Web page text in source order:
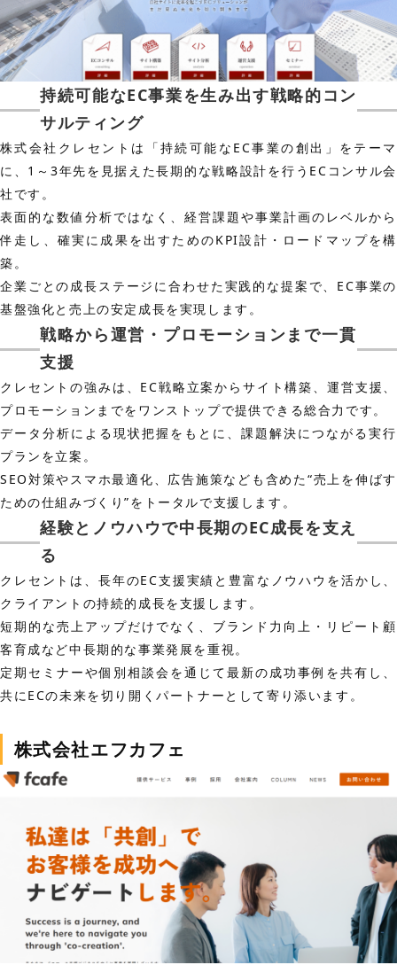
持続可能なEC事業を生み出す戦略的コン
サルティング
株式会社クレセントは「持続可能なEC事業の創出」をテーマ
に、1～3年先を見据えた長期的な戦略設計を行うECコンサル会
社です。
表面的な数値分析ではなく、経営課題や事業計画のレベルから
伴走し、確実に成果を出すためのKPI設計・ロードマップを構
築。
企業ごとの成長ステージに合わせた実践的な提案で、EC事業の
基盤強化と売上の安定成長を実現します。
戦略から運営・プロモーションまで一貫
支援
クレセントの強みは、EC戦略立案からサイト構築、運営支援、
プロモーションまでをワンストップで提供できる総合力です。
データ分析による現状把握をもとに、課題解決につながる実行
プランを立案。
SEO対策やスマホ最適化、広告施策なども含めた“売上を伸ばす
ための仕組みづくり”をトータルで支援します。
経験とノウハウで中長期のEC成長を支え
る
クレセントは、長年のEC支援実績と豊富なノウハウを活かし、
クライアントの持続的成長を支援します。
短期的な売上アップだけでなく、ブランド力向上・リピート顧
客育成など中長期的な事業発展を重視。
定期セミナーや個別相談会を通じて最新の成功事例を共有し、
共にECの未来を切り開くパートナーとして寄り添います。
株式会社エフカフェ